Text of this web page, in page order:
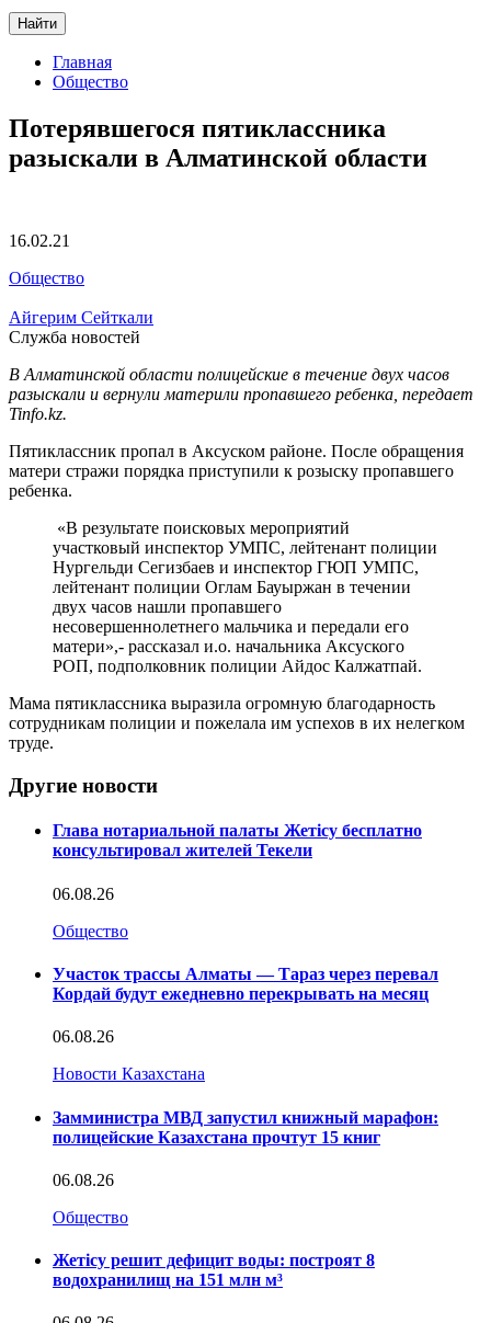
Найти
Главная
Общество
Потерявшегося пятиклассника
разыскали в Алматинской области
16.02.21
Общество
Айгерим Сейткали
Служба новостей
В Алматинской области полицейские в течение двух часов
разыскали и вернули материли пропавшего ребенка, передает
Tinfo.kz.
Пятиклассник пропал в Аксуском районе. После обращения
матери стражи порядка приступили к розыску пропавшего
ребенка.
«В результате поисковых мероприятий
участковый инспектор УМПС, лейтенант полиции
Нургельди Сегизбаев и инспектор ГЮП УМПС,
лейтенант полиции Оглам Бауыржан в течении
двух часов нашли пропавшего
несовершеннолетнего мальчика и передали его
матери»,- рассказал и.о. начальника Аксуского
РОП, подполковник полиции Айдос Калжатпай.
Мама пятиклассника выразила огромную благодарность
сотрудникам полиции и пожелала им успехов в их нелегком
труде.
Другие новости
Глава нотариальной палаты Жетісу бесплатно
консультировал жителей Текели
06.08.26
Общество
Участок трассы Алматы — Тараз через перевал
Кордай будут ежедневно перекрывать на месяц
06.08.26
Новости Казахстана
Замминистра МВД запустил книжный марафон:
полицейские Казахстана прочтут 15 книг
06.08.26
Общество
Жетісу решит дефицит воды: построят 8
водохранилищ на 151 млн м³